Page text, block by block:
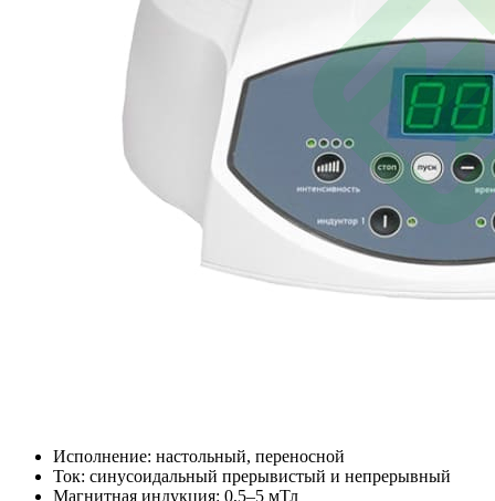
Исполнение: настольный, переносной
Ток: синусоидальный прерывистый и непрерывный
Магнитная индукция: 0,5–5 мТл